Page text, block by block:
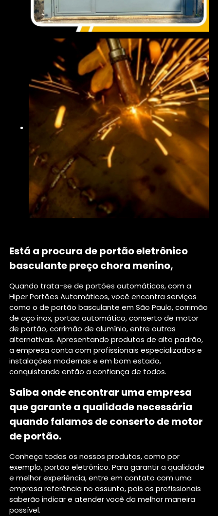
Está a procura de portão eletrônico
basculante preço chora menino,
Quando trata-se de portões automáticos, com a
Hiper Portões Automáticos, você encontra serviços
como o de portão basculante em São Paulo, corrimão
de aço inox, portão automático, conserto de motor
de portão, corrimão de alumínio, entre outras
alternativas. Apresentando produtos de alto padrão,
a empresa conta com profissionais especializados e
instalações modernas e em bom estado,
conquistando então a confiança de todos.
Saiba onde encontrar uma empresa
que garante a qualidade necessária
quando falamos de conserto de motor
de portão.
Conheça todos os nossos produtos, como por
exemplo, portão eletrônico. Para garantir a qualidade
e melhor experiência, entre em contato com uma
empresa referência no assunto, pois os profissionais
saberão indicar e atender você da melhor maneira
possível.